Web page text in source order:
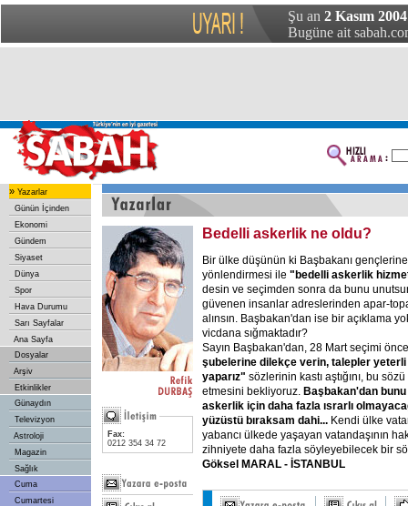
Şu an 2 Kasım
Bugüne ait
» Yazarlar
Günün İçinden
Ekonomi
Gündem
Siyaset
Dünya
Spor
Hava Durumu
Sarı Sayfalar
Ana Sayfa
Dosyalar
Arşiv
Etkinlikler
Günaydın
Televizyon
Astroloji
Magazin
Sağlık
Cuma
Cumartesi
Fax:
0212 354 34 72
Bedelli askerlik ne oldu?
Bir ülke düşünün ki Başbakanı
yönlendirmesi ile "bedelli askerlik
desin ve seçimden sonra da bunu
güvenen insanlar adreslerinden apar-
alınsın. Başbakan'dan ise bir açıklama
vicdana sığmaktadır?
Sayın Başbakan'dan, 28 Mart seçimi
şubelerine dilekçe verin, talepler
yaparız" sözlerinin kastı aştığını, bu
etmesini bekliyoruz. Başbakan'dan
askerlik için daha fazla ısrarlı
yüzüstü bıraksam dahi... Kendi ülke
yabancı ülkede yaşayan vatandaşının
zihniyete daha fazla söyleyebilecek bir
Göksel MARAL - İSTANBUL